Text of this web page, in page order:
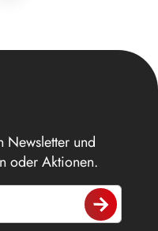
Newsletter und
oder Aktionen.